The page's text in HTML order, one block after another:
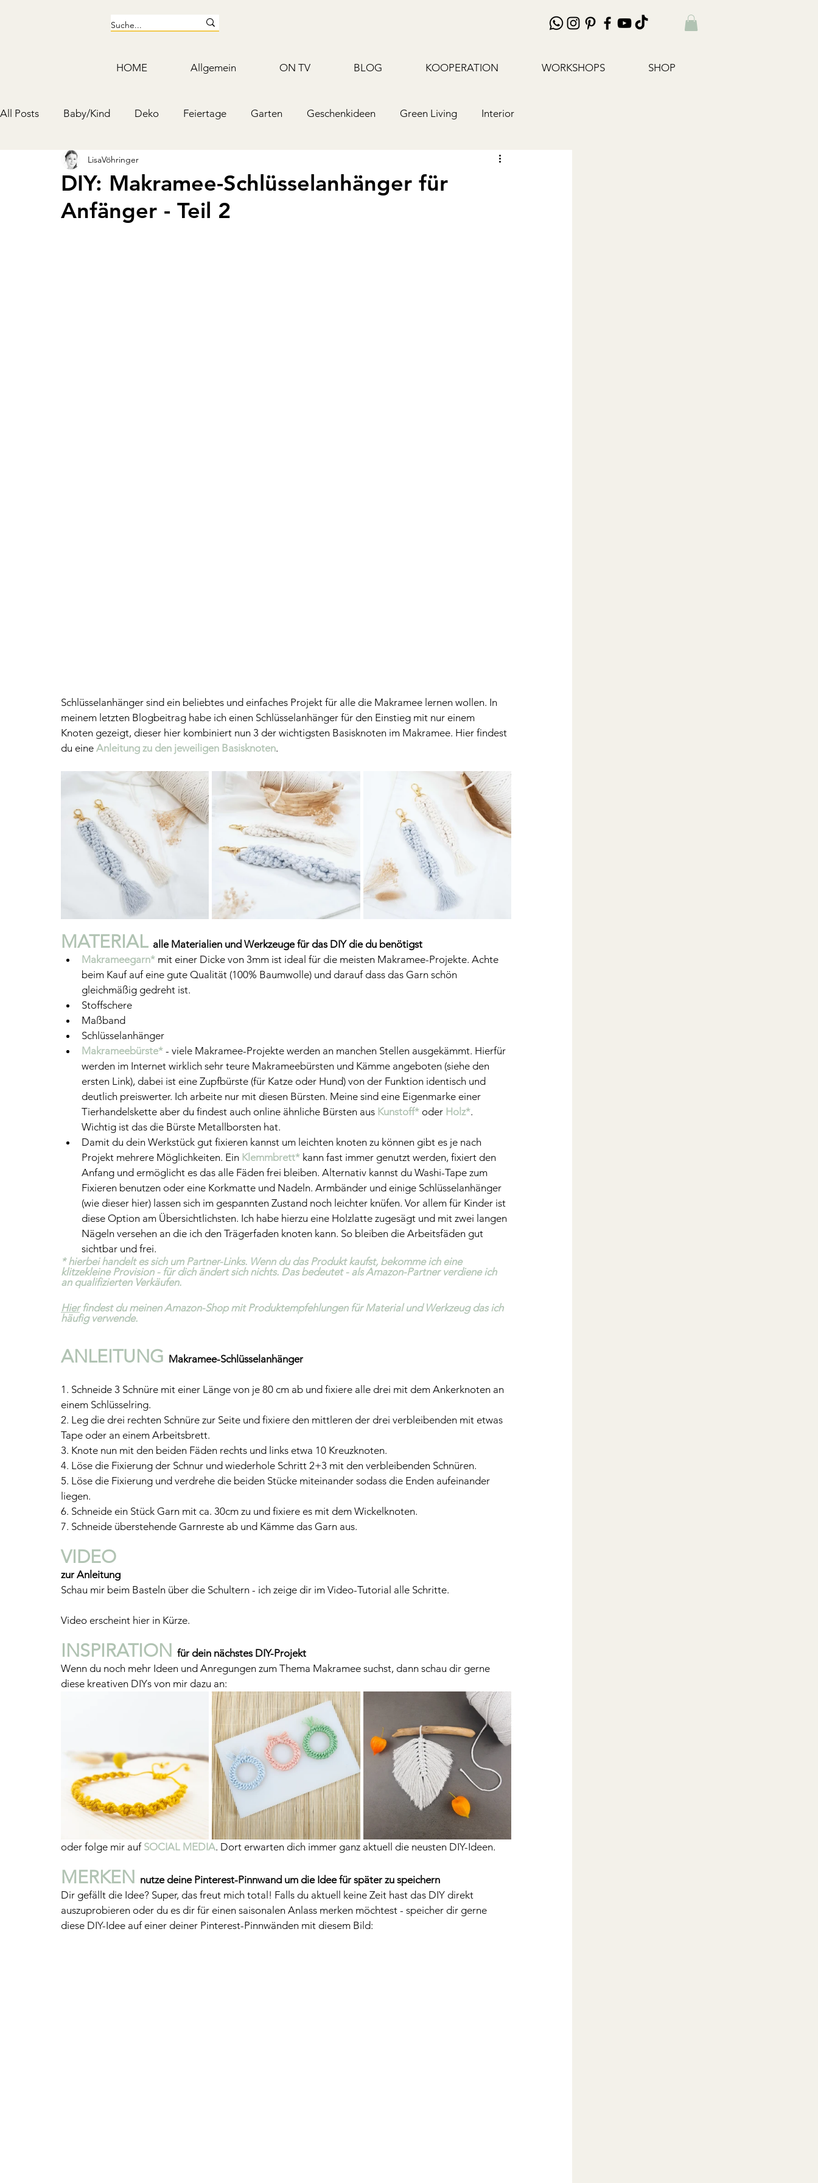
HOME Allgemein ON TV BLOG KOOPERATION WORKSHOPS SHOP
All Posts Baby/Kind Deko Feiertage Garten Geschenkideen Green Living Interior
Kosmetik & Putzmittel
Mottoparty & Kindergeburtstag
DIY: Makramee-Schlüsselanhänger für
Anfänger - Teil 2
LisaVöhringer
Schlüsselanhänger sind ein beliebtes und einfaches Projekt für alle die Makramee lernen wollen. In
meinem letzten Blogbeitrag habe ich einen Schlüsselanhänger für den Einstieg mit nur einem
Knoten gezeigt, dieser hier kombiniert nun 3 der wichtigsten Basisknoten im Makramee. Hier findest
du eine Anleitung zu den jeweiligen Basisknoten.
MATERIAL alle Materialien und Werkzeuge für das DIY die du benötigst
Makrameegarn* mit einer Dicke von 3mm ist ideal für die meisten Makramee-Projekte. Achte
beim Kauf auf eine gute Qualität (100% Baumwolle) und darauf dass das Garn schön
gleichmäßig gedreht ist.
Stoffschere
Maßband
Schlüsselanhänger
Makrameebürste* - viele Makramee-Projekte werden an manchen Stellen ausgekämmt. Hierfür
werden im Internet wirklich sehr teure Makrameebürsten und Kämme angeboten (siehe den
ersten Link), dabei ist eine Zupfbürste (für Katze oder Hund) von der Funktion identisch und
deutlich preiswerter. Ich arbeite nur mit diesen Bürsten. Meine sind eine Eigenmarke einer
Tierhandelskette aber du findest auch online ähnliche Bürsten aus Kunstoff* oder Holz*.
Wichtig ist das die Bürste Metallborsten hat.
Damit du dein Werkstück gut fixieren kannst um leichten knoten zu können gibt es je nach
Projekt mehrere Möglichkeiten. Ein Klemmbrett* kann fast immer genutzt werden, fixiert den
Anfang und ermöglicht es das alle Fäden frei bleiben. Alternativ kannst du Washi-Tape zum
Fixieren benutzen oder eine Korkmatte und Nadeln. Armbänder und einige Schlüsselanhänger
(wie dieser hier) lassen sich im gespannten Zustand noch leichter knüfen. Vor allem für Kinder ist
diese Option am Übersichtlichsten. Ich habe hierzu eine Holzlatte zugesägt und mit zwei langen
Nägeln versehen an die ich den Trägerfaden knoten kann. So bleiben die Arbeitsfäden gut
sichtbar und frei.
* hierbei handelt es sich um Partner-Links. Wenn du das Produkt kaufst, bekomme ich eine
klitzekleine Provision - für dich ändert sich nichts. Das bedeutet - als Amazon-Partner verdiene ich
an qualifizierten Verkäufen.
Hier findest du meinen Amazon-Shop mit Produktempfehlungen für Material und Werkzeug das ich
häufig verwende.
ANLEITUNG Makramee-Schlüsselanhänger
1. Schneide 3 Schnüre mit einer Länge von je 80 cm ab und fixiere alle drei mit dem Ankerknoten an
einem Schlüsselring.
2. Leg die drei rechten Schnüre zur Seite und fixiere den mittleren der drei verbleibenden mit etwas
Tape oder an einem Arbeitsbrett.
3. Knote nun mit den beiden Fäden rechts und links etwa 10 Kreuzknoten.
4. Löse die Fixierung der Schnur und wiederhole Schritt 2+3 mit den verbleibenden Schnüren.
5. Löse die Fixierung und verdrehe die beiden Stücke miteinander sodass die Enden aufeinander
liegen.
6. Schneide ein Stück Garn mit ca. 30cm zu und fixiere es mit dem Wickelknoten.
7. Schneide überstehende Garnreste ab und Kämme das Garn aus.
VIDEO
zur Anleitung
Schau mir beim Basteln über die Schultern - ich zeige dir im Video-Tutorial alle Schritte.
Video erscheint hier in Kürze.
INSPIRATION für dein nächstes DIY-Projekt
Wenn du noch mehr Ideen und Anregungen zum Thema Makramee suchst, dann schau dir gerne
diese kreativen DIYs von mir dazu an:
oder folge mir auf SOCIAL MEDIA. Dort erwarten dich immer ganz aktuell die neusten DIY-Ideen.
MERKEN nutze deine Pinterest-Pinnwand um die Idee für später zu speichern
Dir gefällt die Idee? Super, das freut mich total! Falls du aktuell keine Zeit hast das DIY direkt
auszuprobieren oder du es dir für einen saisonalen Anlass merken möchtest - speicher dir gerne
diese DIY-Idee auf einer deiner Pinterest-Pinnwänden mit diesem Bild: